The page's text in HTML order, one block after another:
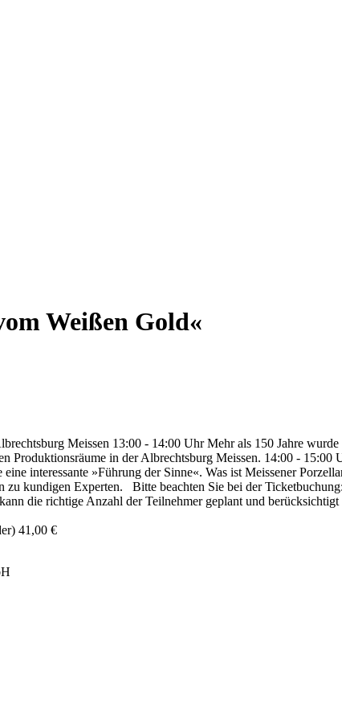
Weißen Gold«
Meissen 13:00 - 14:00 Uhr Mehr als 150 Jahre wurde
Produktionsräume in der Albrechtsburg Meissen. 14:00 -
interessante »Führung der Sinne«. Was ist Meissener
kundigen Experten. Bitte beachten Sie bei der
die richtige Anzahl der Teilnehmer geplant und
41,00 €